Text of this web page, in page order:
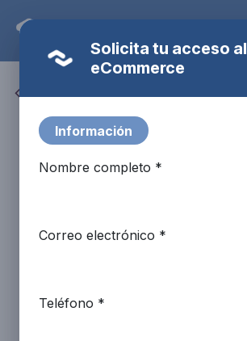
Todos los productos
Solicita tu acceso al
eCommerce
Información
Nombre completo *
Correo electrónico *
Teléfono *
Fulbot
AI Assistant · Fire Systems